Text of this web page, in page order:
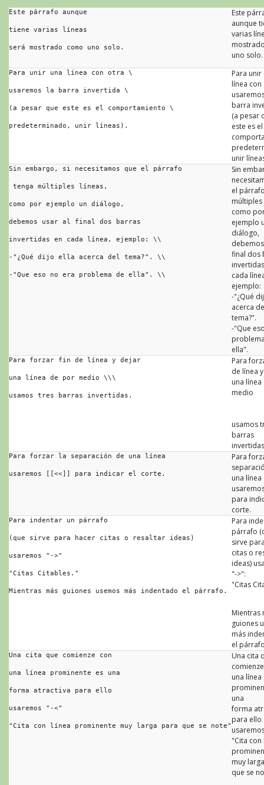
Este párrafo aunque
tiene varias líneas
será mostrado como uno solo.
Este
aunque
varias
uno solo.
Para unir una línea con otra \
usaremos la barra invertida \
(a pesar que este es el comportamiento \
predeterminado, unir líneas).
Para unir
línea
barra
(a pesar
este es el
unir
Sin embargo, si necesitamos que el párrafo
tenga múltiples líneas,
como por ejemplo un diálogo,
debemos usar al final dos barras
invertidas en cada línea, ejemplo: \\
-"¿Qué dijo ella acerca del tema?". \\
-"Que eso no era problema de ella". \\
Sin
el
múltiples
como
ejemplo
diálogo,
final dos
cada
ejemplo:
-"¿Qué
acerca
tema?".
-"Que
ella".
Para forzar fin de línea y dejar
una línea de por medio \\\
usamos tres barras invertidas.
Para
de línea
una
medio
usamos
barras
Para forzar la separación de una línea
usaremos [[<<]] para indicar el corte.
Para
una línea
para
corte.
Para indentar un párrafo
(que sirve para hacer citas o resaltar ideas)
usaremos "->"
"Citas Citables."
Mientras más guiones usemos más indentado el párrafo.
Para
párrafo
sirve
citas o
ideas)
"->":
"Citas
Mientras
guiones
más
el
Una cita que comienze con
una línea prominente es una
forma atractiva para ello
usaremos "-<"
"Cita con línea prominente muy larga para que se note"
Una cita
una línea
una
forma
para ello
"Cita con
muy
que se